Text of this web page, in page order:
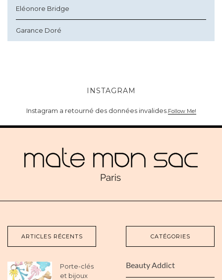
Eléonore Bridge
Garance Doré
INSTAGRAM
Instagram a retourné des données invalides. Follow Me!
ARTICLES RÉCENTS
Porte-clés
et bijoux
CATÉGORIES
Beauty Addict